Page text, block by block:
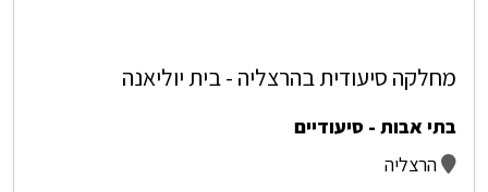
מחלקה סיעודית בהרצליה - בית יוליאנה
בתי אבות - סיעודיים
הרצליה